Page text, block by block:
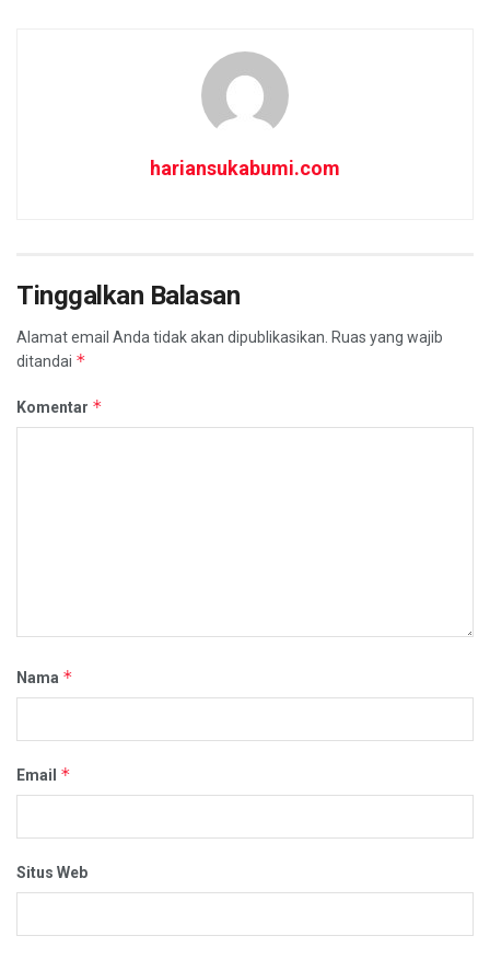
hariansukabumi.com
Tinggalkan Balasan
Alamat email Anda tidak akan dipublikasikan. Ruas yang wajib
ditandai *
Komentar *
Nama *
Email *
Situs Web